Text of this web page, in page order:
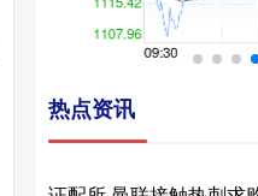
热点资讯